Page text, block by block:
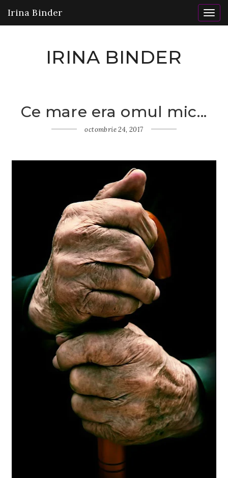
Irina Binder
IRINA BINDER
HomeCe mare era omul mic...
octombrie 24, 2017